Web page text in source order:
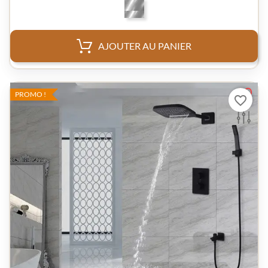
AJOUTER AU PANIER
PROMO ! favorite_border